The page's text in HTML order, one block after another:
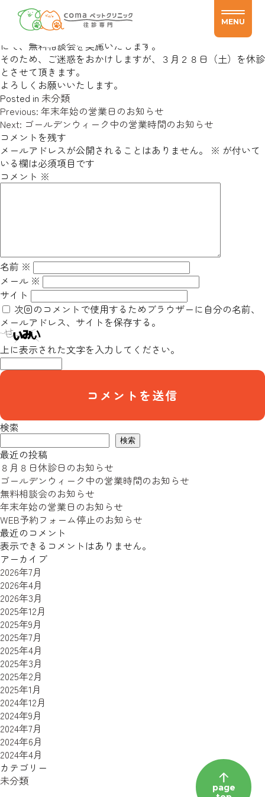
MENU
無料相談会のお知らせ
Posted on2026.03.012026.03.01by
３月２８日（土）和歌山県橋本市のアニマルレストハウスさん
にて、無料相談会を実施いたします。
そのため、ご迷惑をおかけしますが、３月２８日（土）を休診
とさせて頂きます。
よろしくお願いいたします。
Posted in 未分類
投
稿
ナ
ビ
ゲ
ー
Previous: 年末年始の営業日のお知らせ
Next: ゴールデンウィーク中の営業時間のお知らせ
コメントを残す
メールアドレスが公開されることはありません。
※ が付いて
いる欄は必須項目です
コメント ※
名前 ※
メール ※
サイト
次回のコメントで使用するためブラウザーに自分の名前、
メールアドレス、サイトを保存する。
上に表示された文字を入力してください。
検索
検索
最近の投稿
８月８日休診日のお知らせ
ゴールデンウィーク中の営業時間のお知らせ
無料相談会のお知らせ
年末年始の営業日のお知らせ
WEB予約フォーム停止のお知らせ
最近のコメント
表示できるコメントはありません。
アーカイブ
2026年7月
2026年4月
2026年3月
2025年12月
2025年9月
2025年7月
2025年4月
2025年3月
2025年2月
2025年1月
2024年12月
2024年9月
2024年7月
2024年6月
2024年4月
カテゴリー
未分類
page